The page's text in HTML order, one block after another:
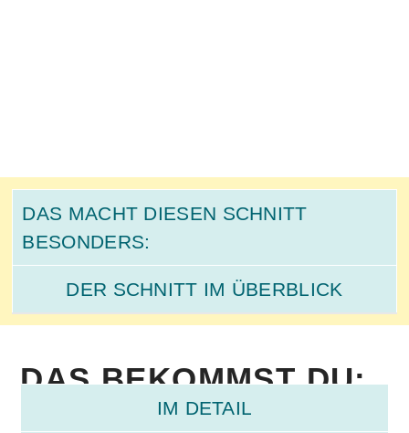
DAS MACHT DIESEN SCHNITT
BESONDERS:
DER SCHNITT IM ÜBERBLICK
DAS BEKOMMST DU:
IM DETAIL